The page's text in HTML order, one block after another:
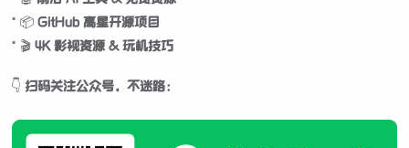
* 📦 GitHub 高星开源项目
* 🎬 4K 影视资源 & 玩机技巧
👇 扫码关注公众号，不迷路：